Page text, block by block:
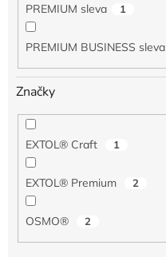
PREMIUM sleva 1
PREMIUM BUSINESS sleva
Značky
EXTOL® Craft 1
EXTOL® Premium 2
OSMO® 2